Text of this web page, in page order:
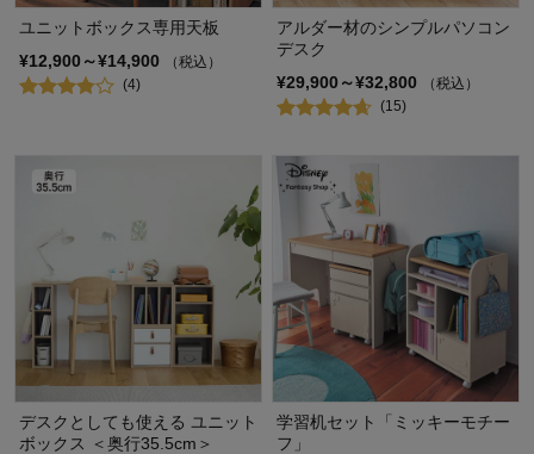
ユニットボックス専用天板
¥12,900～¥14,900
（税込）
(4)
アルダー材のシンプルパソコン
デスク
¥29,900～¥32,800
（税込）
(15)
デスクとしても使える ユニット
ボックス ＜奥行35.5cm＞
学習机セット「ミッキーモチー
フ」